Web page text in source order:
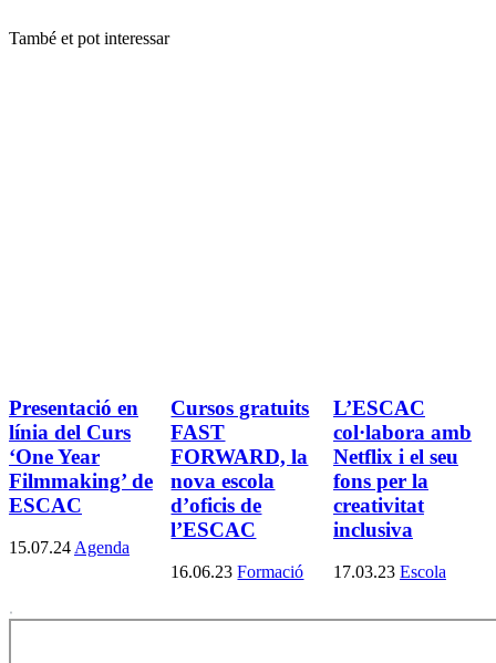
També et pot interessar
Presentació en
línia del Curs
‘One Year
Filmmaking’ de
ESCAC
15.07.24 Agenda
Cursos gratuits
FAST
FORWARD, la
nova escola
d’oficis de
l’ESCAC
16.06.23 Formació
L’ESCAC
col·labora amb
Netflix i el seu
fons per la
creativitat
inclusiva
17.03.23 Escola